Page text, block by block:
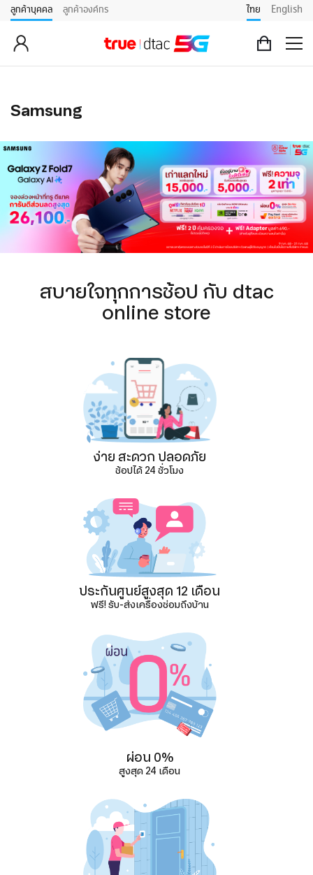
ลูกค้าบุคคล ลูกค้าองค์กร ไทย English
Samsung
สบายใจทุกการช้อป กับ dtac
online store
ง่าย สะดวก ปลอดภัย
ช้อปได้ 24 ชั่วโมง
ประกันศูนย์สูงสุด 12 เดือน
ฟรี! รับ-ส่งเครื่องซ่อมถึงบ้าน
ผ่อน 0%
สูงสุด 24 เดือน